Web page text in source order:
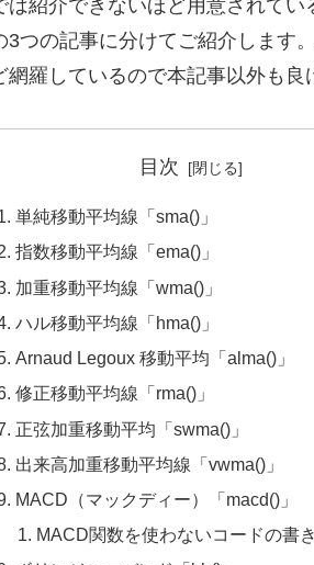
は紹介できないほど用意されて
つの記事に分けてご紹介します
羅しているので本記事以外も良
目次
単純移動平均線「sma()」
指数移動平均線「ema()」
加重移動平均線「wma()」
ハル移動平均線「hma()」
Arnaud Legoux 移動平均「alma()」
修正移動平均線「rma()」
正弦加重移動平均「swma()」
出来高加重移動平均線「vwma()」
MACD（マックディー）「macd()」
MACD関数を使わないコードの書